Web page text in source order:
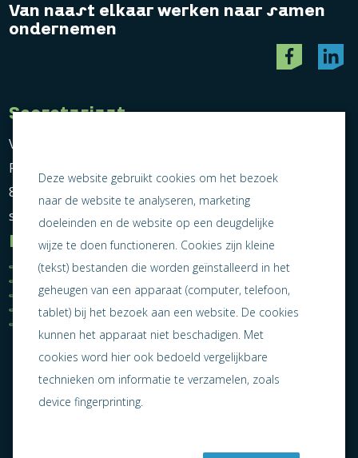
Van naast elkaar werken naar samen
ondernemen
Secretariaat
Vereniging Ondernemend Sneek
Postbus 464
8600 AL Sneek
secretariaat@ondernemendsneek.nl
Informatie
Ledenoverzicht
Statuten
Algemene voorwaarden
Privacy statement
Jaarverslag 2025
Nieuws
Activiteiten
Lid worden
Contact
Deze website gebruikt cookies om het bezoek
naar de website te analyseren, marketing
doeleinden en de website op een deugdelijke
wijze te doen functioneren. Cookies zijn kleine
(tekst) bestanden die worden geïnstalleerd in het
geheugen van een apparaat (computer, telefoon,
tablet) bij het bezoek aan een website. De cookies
kunnen het apparaat niet beschadigen. Met
cookies word hier ook bedoeld vergelijkbare
technieken om informatie te verzamelen, zoals
device fingerprinting.